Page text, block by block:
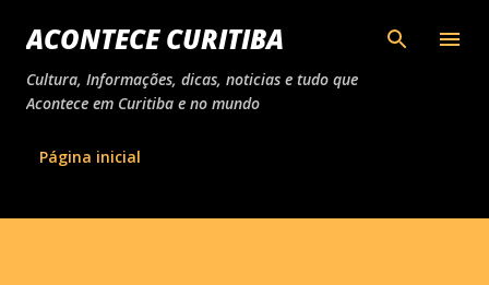
Pular para o conteúdo principal
ACONTECE CURITIBA
Cultura, Informações, dicas, noticias e tudo que
Acontece em Curitiba e no mundo
Página inicial